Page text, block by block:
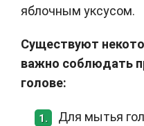
яблочным уксусом.
Существуют
важно соблюдать
голове:
1.
Для мытья